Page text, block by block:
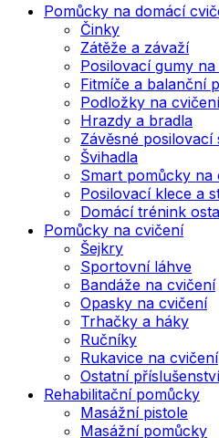
Pomůcky na domácí
Činky
Zátěže a závaží
Posilovací gumy
Fitmíče a balanční
Podložky na cvičení
Hrazdy a bradla
Závěsné posilovací
Švihadla
Smart pomůcky na
Posilovací klece a
Domácí trénink
Pomůcky na cvičení
Šejkry
Sportovní láhve
Bandáže na cvičení
Opasky na cvičení
Trhačky a háky
Ručníky
Rukavice na cvičení
Ostatní
Rehabilitační pomůcky
Masážní pistole
Masážní pomůcky